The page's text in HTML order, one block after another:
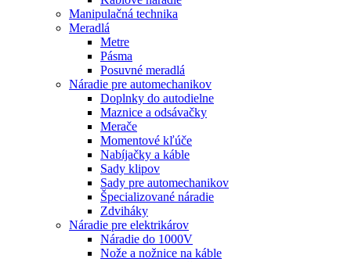
Manipulačná technika
Meradlá
Metre
Pásma
Posuvné meradlá
Náradie pre automechanikov
Doplnky do autodielne
Maznice a odsávačky
Merače
Momentové kľúče
Nabíjačky a káble
Sady klipov
Sady pre automechanikov
Špecializované náradie
Zdviháky
Náradie pre elektrikárov
Náradie do 1000V
Nože a nožnice na káble